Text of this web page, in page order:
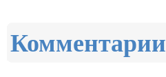
Комментарии